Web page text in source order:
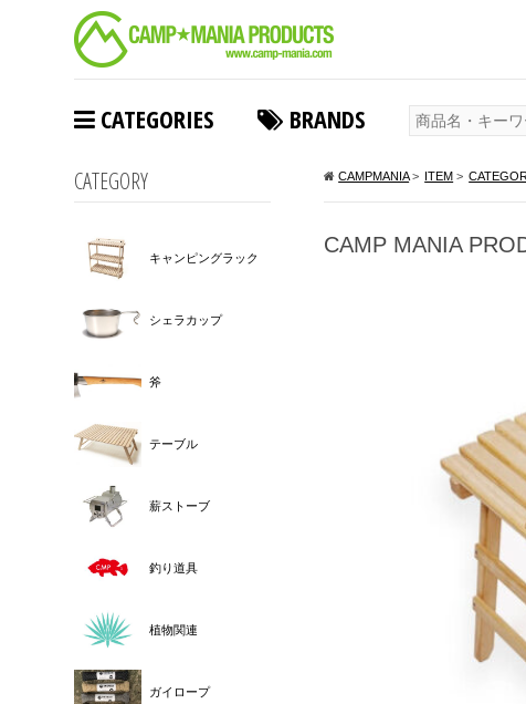
CATEGORIES BRANDS
CAMPMANIA> ITEM >
CAMP MANIA
CATEGORY
キャンピングラック
シェラカップ
斧
テーブル
薪ストーブ
釣り道具
植物関連
ガイロープ